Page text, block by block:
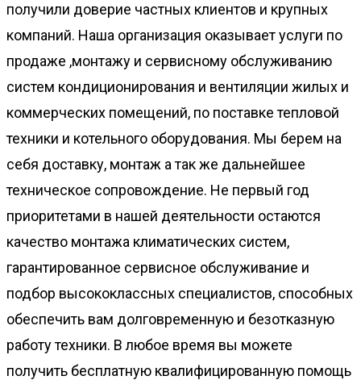
получили доверие частных клиентов и крупных
компаний. Наша организация оказывает услуги по
продаже ,монтажу и сервисному обслуживанию
систем кондиционирования и вентиляции жилых и
коммерческих помещений, по поставке тепловой
техники и котельного оборудования. Мы берем на
себя доставку, монтаж а так же дальнейшее
техническое сопровождение. Не первый год
приоритетами в нашей деятельности остаются
качество монтажа климатических систем,
гарантированное сервисное обслуживание и
подбор высококлассных специалистов, способных
обеспечить вам долговременную и безотказную
работу техники. В любое время вы можете
получить бесплатную квалифицированную помощь